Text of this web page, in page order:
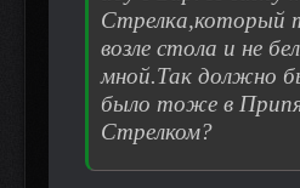
Стрелка,который
возле стола и не
мной.Так должно
было тоже в
Стрелком?